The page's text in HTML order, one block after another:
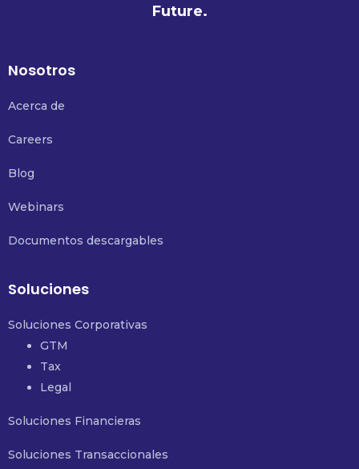
Future.
Nosotros
Acerca de
Careers
Blog
Webinars
Documentos descargables
Soluciones
Soluciones Corporativas
GTM
Tax
Legal
Soluciones Financieras
Soluciones Transaccionales